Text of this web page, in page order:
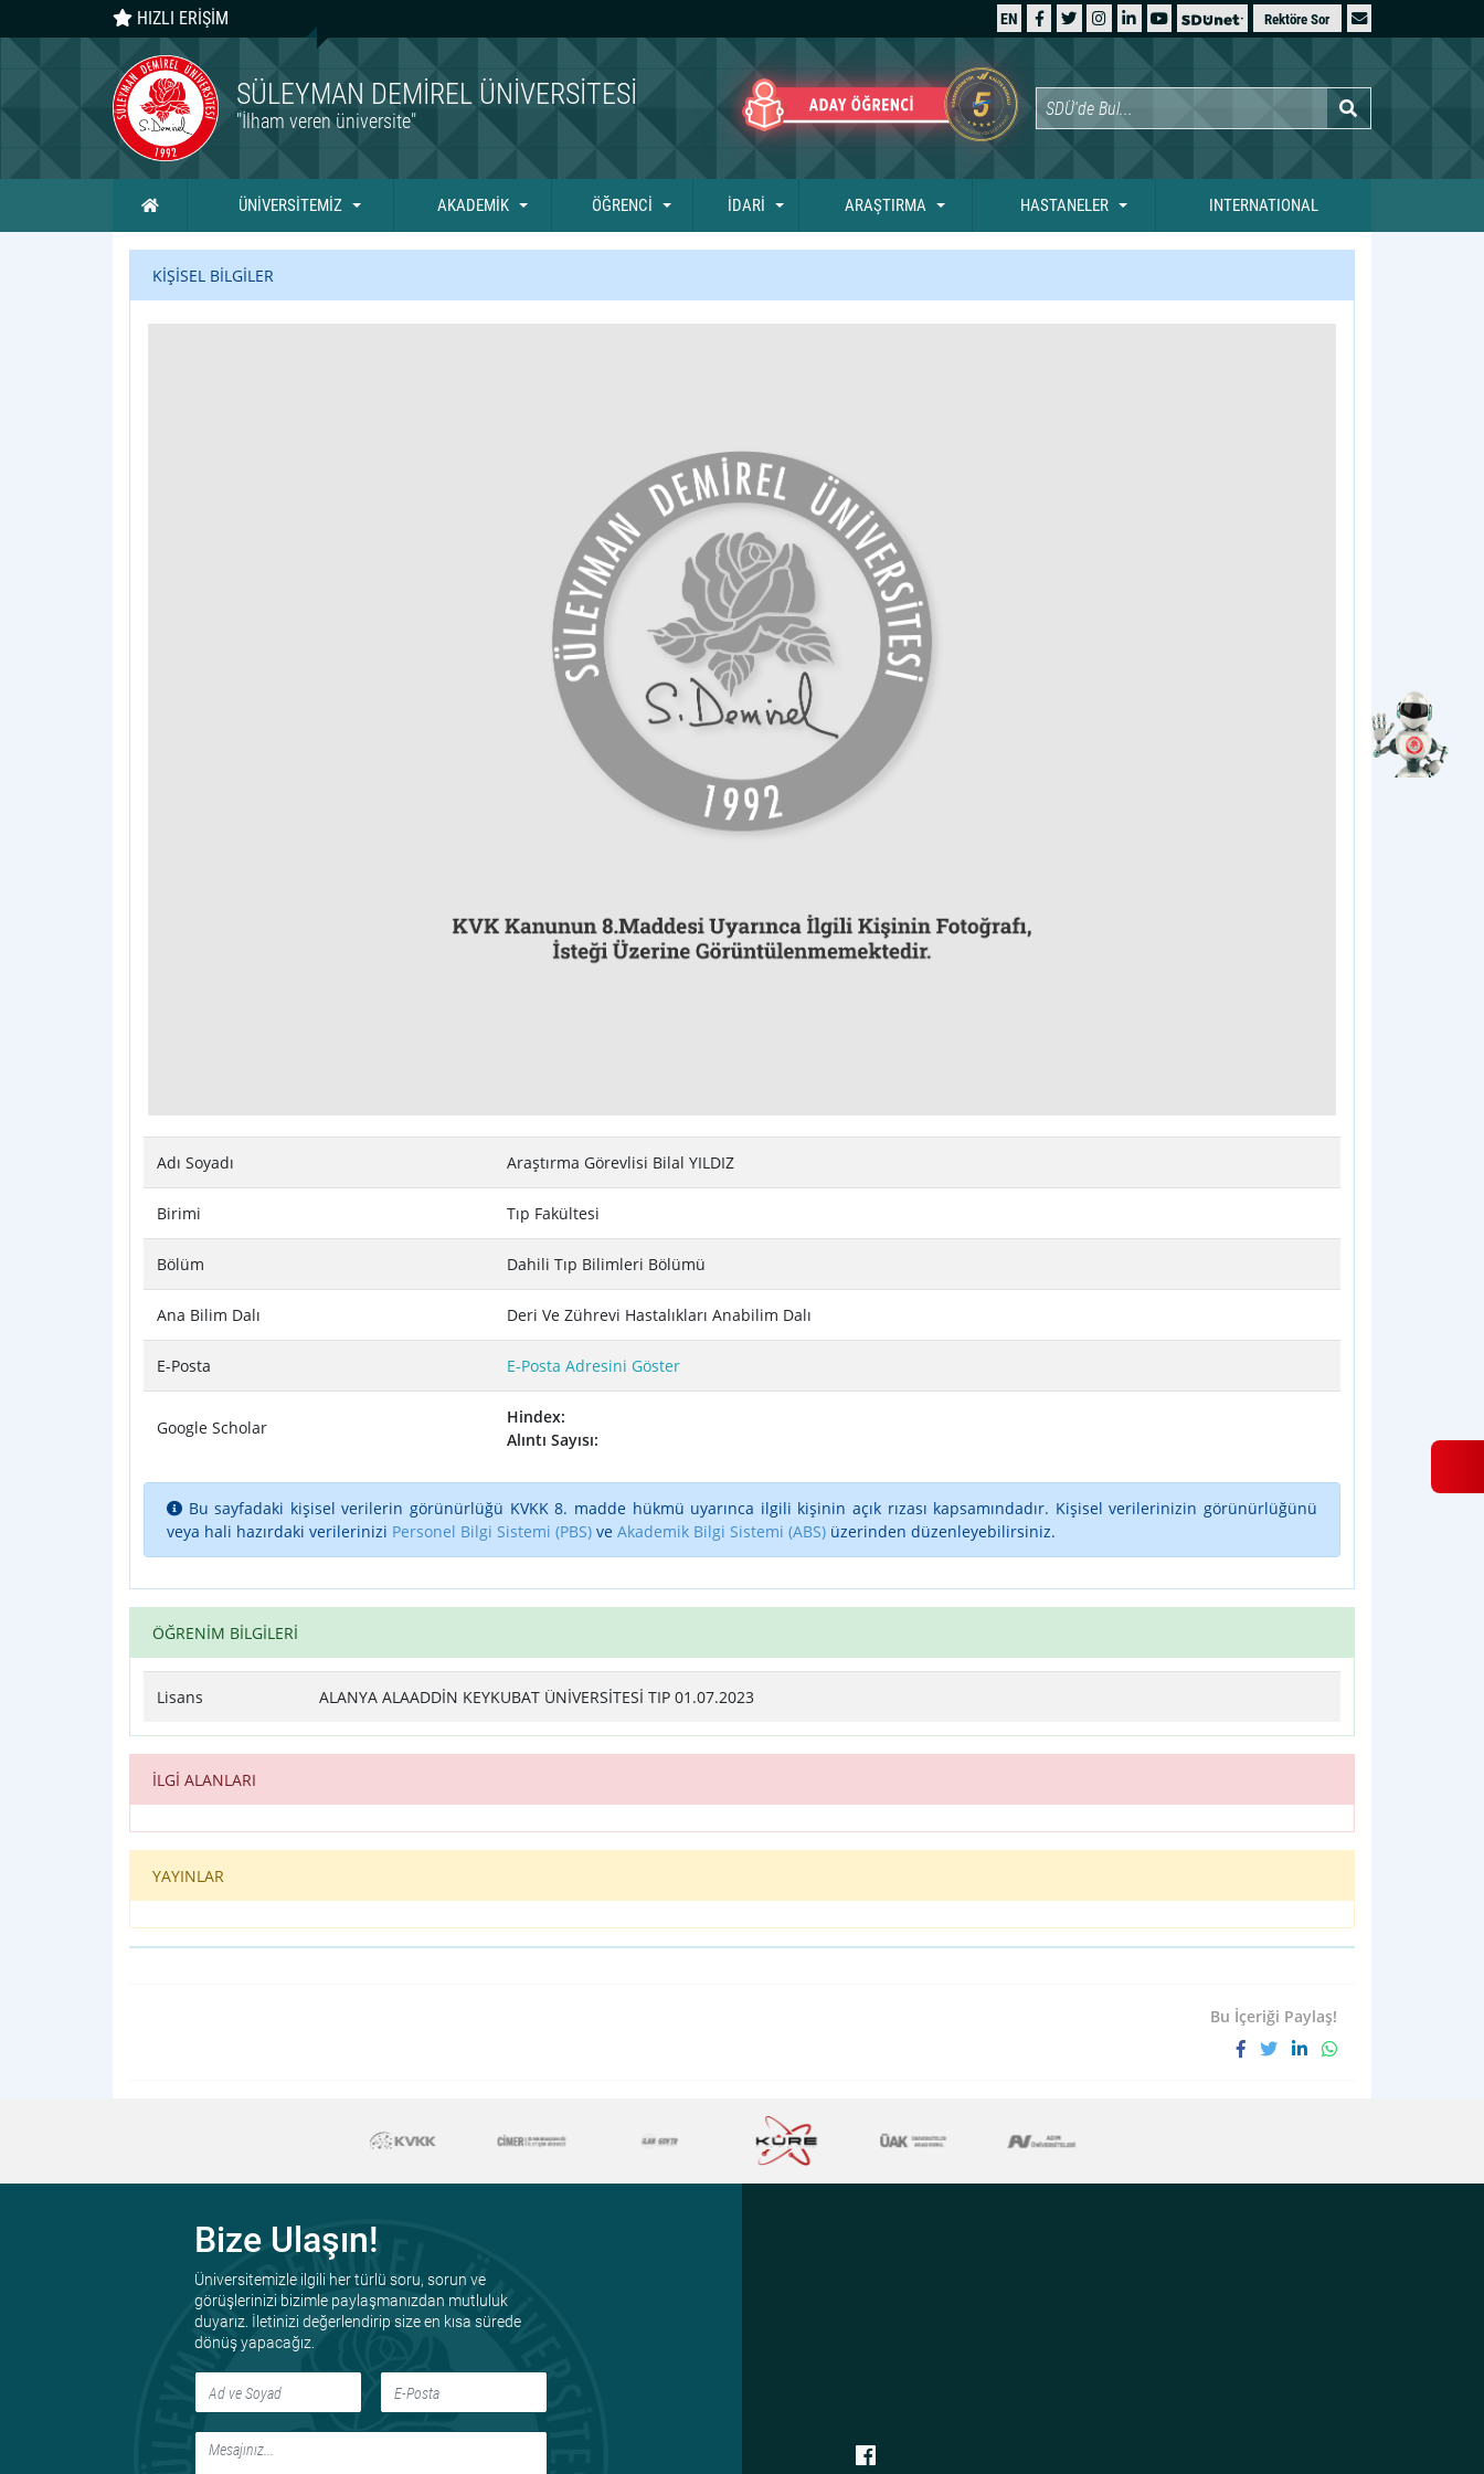
HIZLI ERİŞİM EN Rektöre Sor
SÜLEYMAN DEMIREL ÜNIVERSITESI
"İlham veren üniversite"
Ana Sayfa ÜNİVERSİTEMİZ AKADEMİK ÖĞRENCİ İDARİ ARAŞTIRMA HASTANELER INTERNATIONAL
KİŞİSEL BİLGİLER
Adı Soyadı Araştırma Görevlisi Bilal YILDIZ
Birimi Tıp Fakültesi
Bölüm Dahili Tıp Bilimleri Bölümü
Ana Bilim Dalı Deri Ve Zührevi Hastalıkları Anabilim Dalı
E-Posta E-Posta Adresini Göster
Google Scholar
Hindex:
Alıntı Sayısı:
Bu sayfadaki kişisel verilerin görünürlüğü KVKK 8. madde hükmü uyarınca ilgili kişinin açık rızası kapsamındadır. Kişisel verilerinizin görünürlüğünü
veya hali hazırdaki verilerinizi Personel Bilgi Sistemi (PBS) ve Akademik Bilgi Sistemi (ABS) üzerinden düzenleyebilirsiniz.
ÖĞRENİM BİLGİLERİ
Lisans ALANYA ALAADDİN KEYKUBAT ÜNİVERSİTESİ TIP 01.07.2023
İLGİ ALANLARI
YAYINLAR
Bu İçeriği Paylaş!
Bize Ulaşın!
Üniversitemizle ilgili her türlü soru, sorun ve
görüşlerinizi bizimle paylaşmanızdan mutluluk
duyarız. İletinizi değerlendirip size en kısa sürede
dönüş yapacağız.